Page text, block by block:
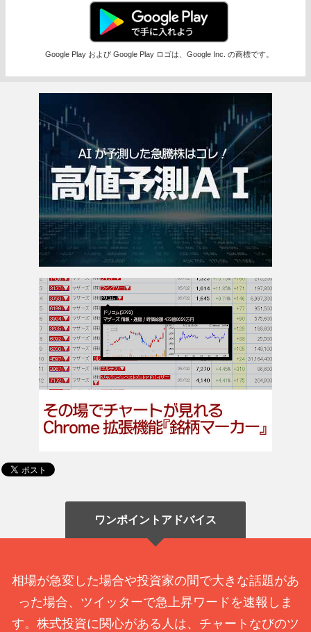
Google Play および Google Play ロゴは、Google Inc. の商標です。
ワンポイントアドバイス
相場が急変した場合や投資家の間で大きな話題があ
った場合、ツイッターで急上昇ワードを速報しま
す。株式投資に関心がある人は、チャートなびのツ